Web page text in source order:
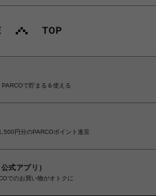
で貯まる＆使える
円分のPARCOポイント進呈
式アプリ）
でのお買い物がオトクに